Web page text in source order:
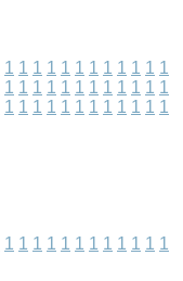
1 1 1 1 1 1 1 1 1 1 1 1
1 1 1 1 1 1 1 1 1 1 1 1
1 1 1 1 1 1 1 1 1 1 1 1
1 1 1 1 1 1 1 1 1 1 1 1